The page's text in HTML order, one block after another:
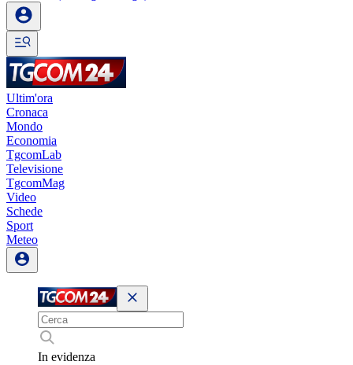
Ultim'ora
Cronaca
Mondo
Economia
TgcomLab
Televisione
TgcomMag
Video
Schede
Sport
Meteo
In evidenza